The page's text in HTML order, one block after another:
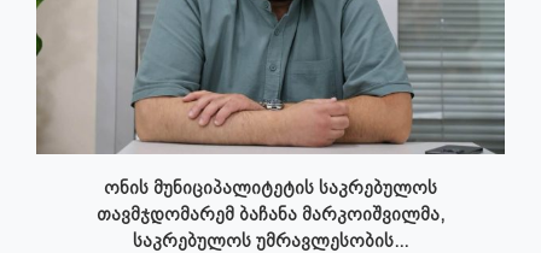
ონის მუნიციპალიტეტის საკრებულოს
თავმჯდომარემ ბაჩანა მარკოიშვილმა,
საკრებულოს უმრავლესობის...